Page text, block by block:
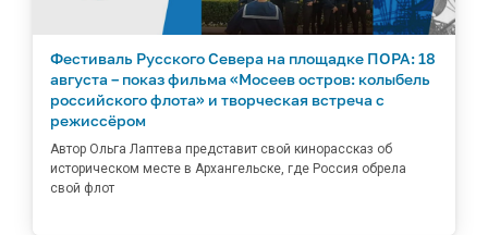
Фестиваль Русского Севера на площадке ПОРА: 18
августа – показ фильма «Мосеев остров: колыбель
российского флота» и творческая встреча с
режиссёром
Автор Ольга Лаптева представит свой кинорассказ об
историческом месте в Архангельске, где Россия обрела
свой флот